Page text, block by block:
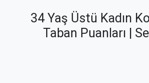
34 Yaş Üstü Kadın
Taban Puanları |